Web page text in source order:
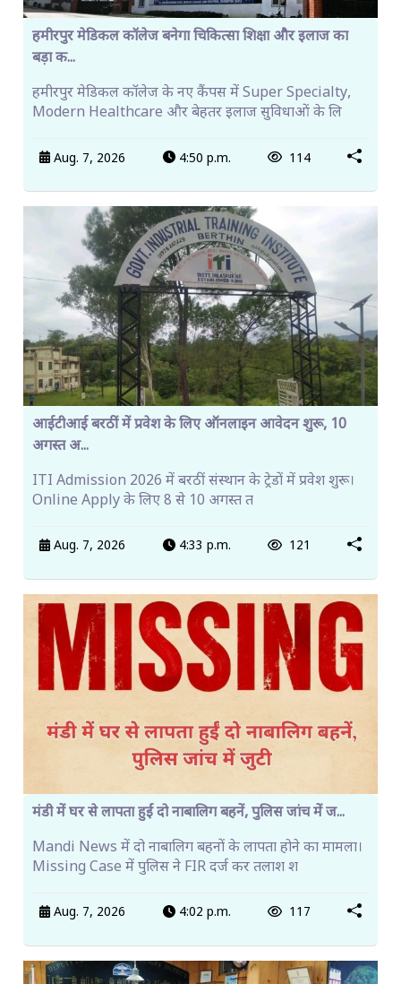
हमीरपुर मेडिकल कॉलेज बनेगा चिकित्सा शिक्षा और इलाज का
बड़ा क...
हमीरपुर मेडिकल कॉलेज के नए कैंपस में Super Specialty,
Modern Healthcare और बेहतर इलाज सुविधाओं के लि
Aug. 7, 2026 4:50 p.m. 114
आईटीआई बरठीं में प्रवेश के लिए ऑनलाइन आवेदन शुरू, 10
अगस्त अ...
ITI Admission 2026 में बरठीं संस्थान के ट्रेडों में प्रवेश शुरू।
Online Apply के लिए 8 से 10 अगस्त त
Aug. 7, 2026 4:33 p.m. 121
मंडी में घर से लापता हुईं दो नाबालिग बहनें, पुलिस जांच में ज...
Mandi News में दो नाबालिग बहनों के लापता होने का मामला।
Missing Case में पुलिस ने FIR दर्ज कर तलाश श
Aug. 7, 2026 4:02 p.m. 117